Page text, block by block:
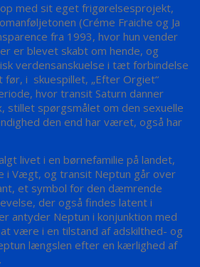
med sit eget frigørelsesprojekt,
(Créme Fraiche og Ja
fra 1993, hvor hun vender
er blevet skabt om hende, og
verdensanskuelse i tæt forbindelse
før, i skuespillet, „Efter Orgiet“
hvor transit Saturn danner
stillet spørgsmålet om den sexuelle
den end har været, også har
livet i en børnefamilie på landet,
i Vægt, og transit Neptun går over
et symbol for den dæmrende
der også findes latent i
antyder Neptun i konjunktion med
være i en tilstand af adskilthed- og
længslen efter en kærlighed af